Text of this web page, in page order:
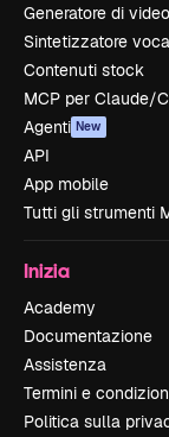
Generatore di
Sintetizzatore
Contenuti stock
MCP per Claude/
Agenti New
API
App mobile
Tutti gli strumenti
Inizia
Academy
Documentazione
Assistenza
Termini e
Politica sulla